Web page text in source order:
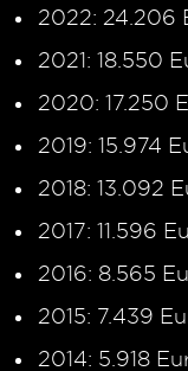
2022: 24.206
2021: 18.550
2020: 17.250
2019: 15.974
2018: 13.092
2017: 11.596
2016: 8.565
2015: 7.439
2014: 5.918